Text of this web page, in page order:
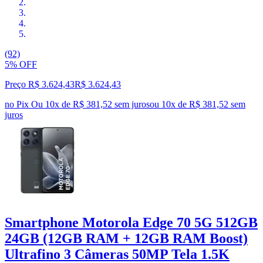
(92)
5% OFF
Preço R$ 3.624,43R$ 3.624,43
no Pix Ou 10x de R$ 381,52 sem jurosou 10x de R$ 381,52 sem
juros
Smartphone Motorola Edge 70 5G 512GB
24GB (12GB RAM + 12GB RAM Boost)
Ultrafino 3 Câmeras 50MP Tela 1.5K